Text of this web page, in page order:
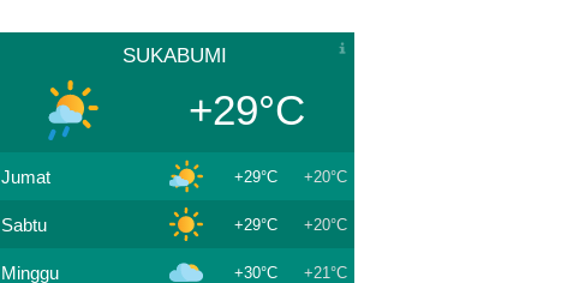
SUKABUMI
+29°C
Jumat +29°C +20°C
Sabtu +29°C +20°C
Minggu +30°C +21°C